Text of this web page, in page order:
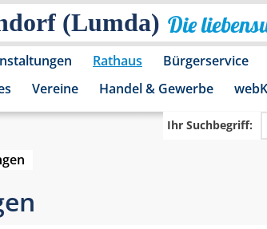
(Lumda) Die
Rathaus Bürgerservice
Vereine Handel & Gewerbe
Ihr Suchbegriff: